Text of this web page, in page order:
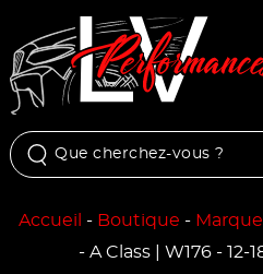
Accueil - Boutique -
- A Class | W176 - 12-